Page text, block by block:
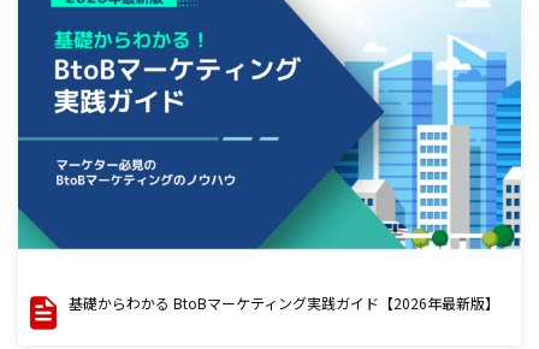
基礎からわかる BtoBマーケティング実践ガイド【2026年最新版】